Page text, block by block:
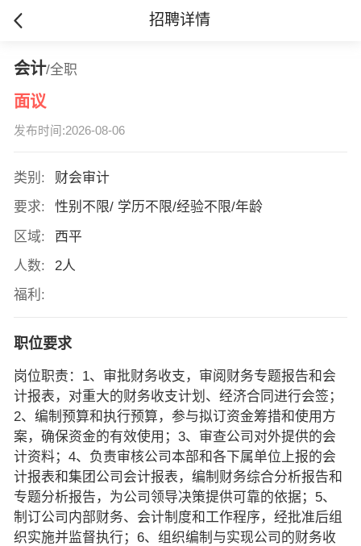
招聘详情
会计/全职
面议
发布时间:2026-08-06
类别:
财会审计
要求:
性别不限/ 学历不限/经验不限/年龄
区域:
西平
人数:
2人
福利:
职位要求
岗位职责：1、审批财务收支，审阅财务专题报告和会
计报表，对重大的财务收支计划、经济合同进行会签；
2、编制预算和执行预算，参与拟订资金筹措和使用方
案，确保资金的有效使用；3、审查公司对外提供的会
计资料；4、负责审核公司本部和各下属单位上报的会
计报表和集团公司会计报表，编制财务综合分析报告和
专题分析报告，为公司领导决策提供可靠的依据；5、
制订公司内部财务、会计制度和工作程序，经批准后组
织实施并监督执行；6、组织编制与实现公司的财务收